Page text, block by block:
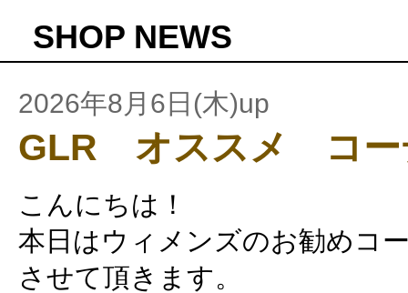
SHOP NEWS
2026年8月6日(木)up
GLR オススメ コー
こんにちは！
本日はウィメンズのお勧めコ
させて頂きます。